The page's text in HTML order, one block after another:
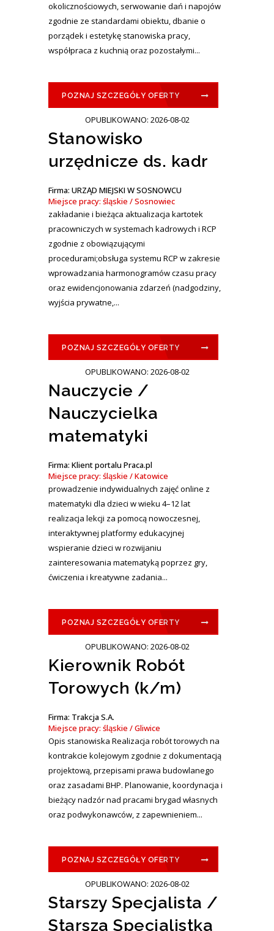
okolicznościowych, serwowanie dań i napojów
zgodnie ze standardami obiektu, dbanie o
porządek i estetykę stanowiska pracy,
współpraca z kuchnią oraz pozostałymi...
POZNAJ SZCZEGÓŁY OFERTY
OPUBLIKOWANO: 2026-08-02
Stanowisko
urzędnicze ds. kadr
Firma: URZĄD MIEJSKI W SOSNOWCU
Miejsce pracy: śląskie / Sosnowiec
zakładanie i bieżąca aktualizacja kartotek
pracowniczych w systemach kadrowych i RCP
zgodnie z obowiązującymi
procedurami;obsługa systemu RCP w zakresie
wprowadzania harmonogramów czasu pracy
oraz ewidencjonowania zdarzeń (nadgodziny,
wyjścia prywatne,...
POZNAJ SZCZEGÓŁY OFERTY
OPUBLIKOWANO: 2026-08-02
Nauczycie /
Nauczycielka
matematyki
Firma: Klient portalu Praca.pl
Miejsce pracy: śląskie / Katowice
prowadzenie indywidualnych zajęć online z
matematyki dla dzieci w wieku 4–12 lat
realizacja lekcji za pomocą nowoczesnej,
interaktywnej platformy edukacyjnej
wspieranie dzieci w rozwijaniu
zainteresowania matematyką poprzez gry,
ćwiczenia i kreatywne zadania...
POZNAJ SZCZEGÓŁY OFERTY
OPUBLIKOWANO: 2026-08-02
Kierownik Robót
Torowych (k/m)
Firma: Trakcja S.A.
Miejsce pracy: śląskie / Gliwice
Opis stanowiska Realizacja robót torowych na
kontrakcie kolejowym zgodnie z dokumentacją
projektową, przepisami prawa budowlanego
oraz zasadami BHP. Planowanie, koordynacja i
bieżący nadzór nad pracami brygad własnych
oraz podwykonawców, z zapewnieniem...
POZNAJ SZCZEGÓŁY OFERTY
OPUBLIKOWANO: 2026-08-02
Starszy Specjalista /
Starsza Specjalistka